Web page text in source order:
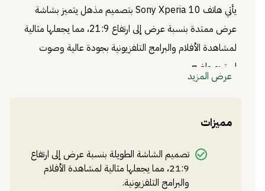
يأتي هاتف Sony Xperia 10 بتصميم مذهل يتميز بشاشة
عرض ممتدة بنسبة عرض إلى ارتفاع 21:9، مما يجعلها مثالية
لمشاهدة الأفلام والبرامج التلفزيونية بجودة عالية وصوت
استريو واضح.
والألعاب الشائعة.
ميجابكسل و 5 ميجابكسل تتيح لك التقاط الصور الرائعة
والأفلام عالية الجودة بسهولة، كما يوفر الهاتف كاميرا أمامية بدقة
عرض المزيد
مميزات
تصميم الشاشة الطويلة بنسبة عرض إلى ارتفاع
21:9، مما يجعلها مثالية لمشاهدة الأفلام
والبرامج التلفزيونية.